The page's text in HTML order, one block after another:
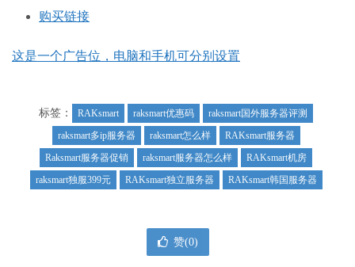
购买链接
这是一个广告位，电脑和手机可分别设置
标签： RAKsmart raksmart优惠码
raksmart国外服务器评测
raksmart多ip服务器
raksmart怎么样
RAKsmart服务器
Raksmart服务器促销
raksmart服务器怎么样
RAKsmart机房
raksmart独服399元
RAKsmart独立服务器 RAKsmart韩国服务器
赞(0)